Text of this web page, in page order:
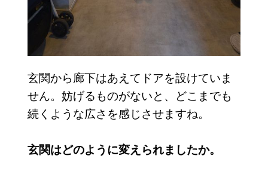
玄関から廊下はあえてドアを設けていま
せん。妨げるものがないと、どこまでも
続くような広さを感じさせますね。
玄関はどのように変えられましたか。